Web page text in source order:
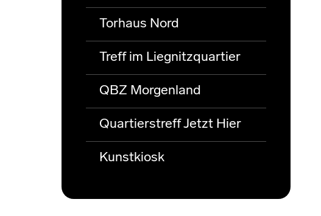
Torhaus Nord
Treff im Liegnitzquartier
QBZ Morgenland
Quartierstreff Jetzt Hier
Kunstkiosk